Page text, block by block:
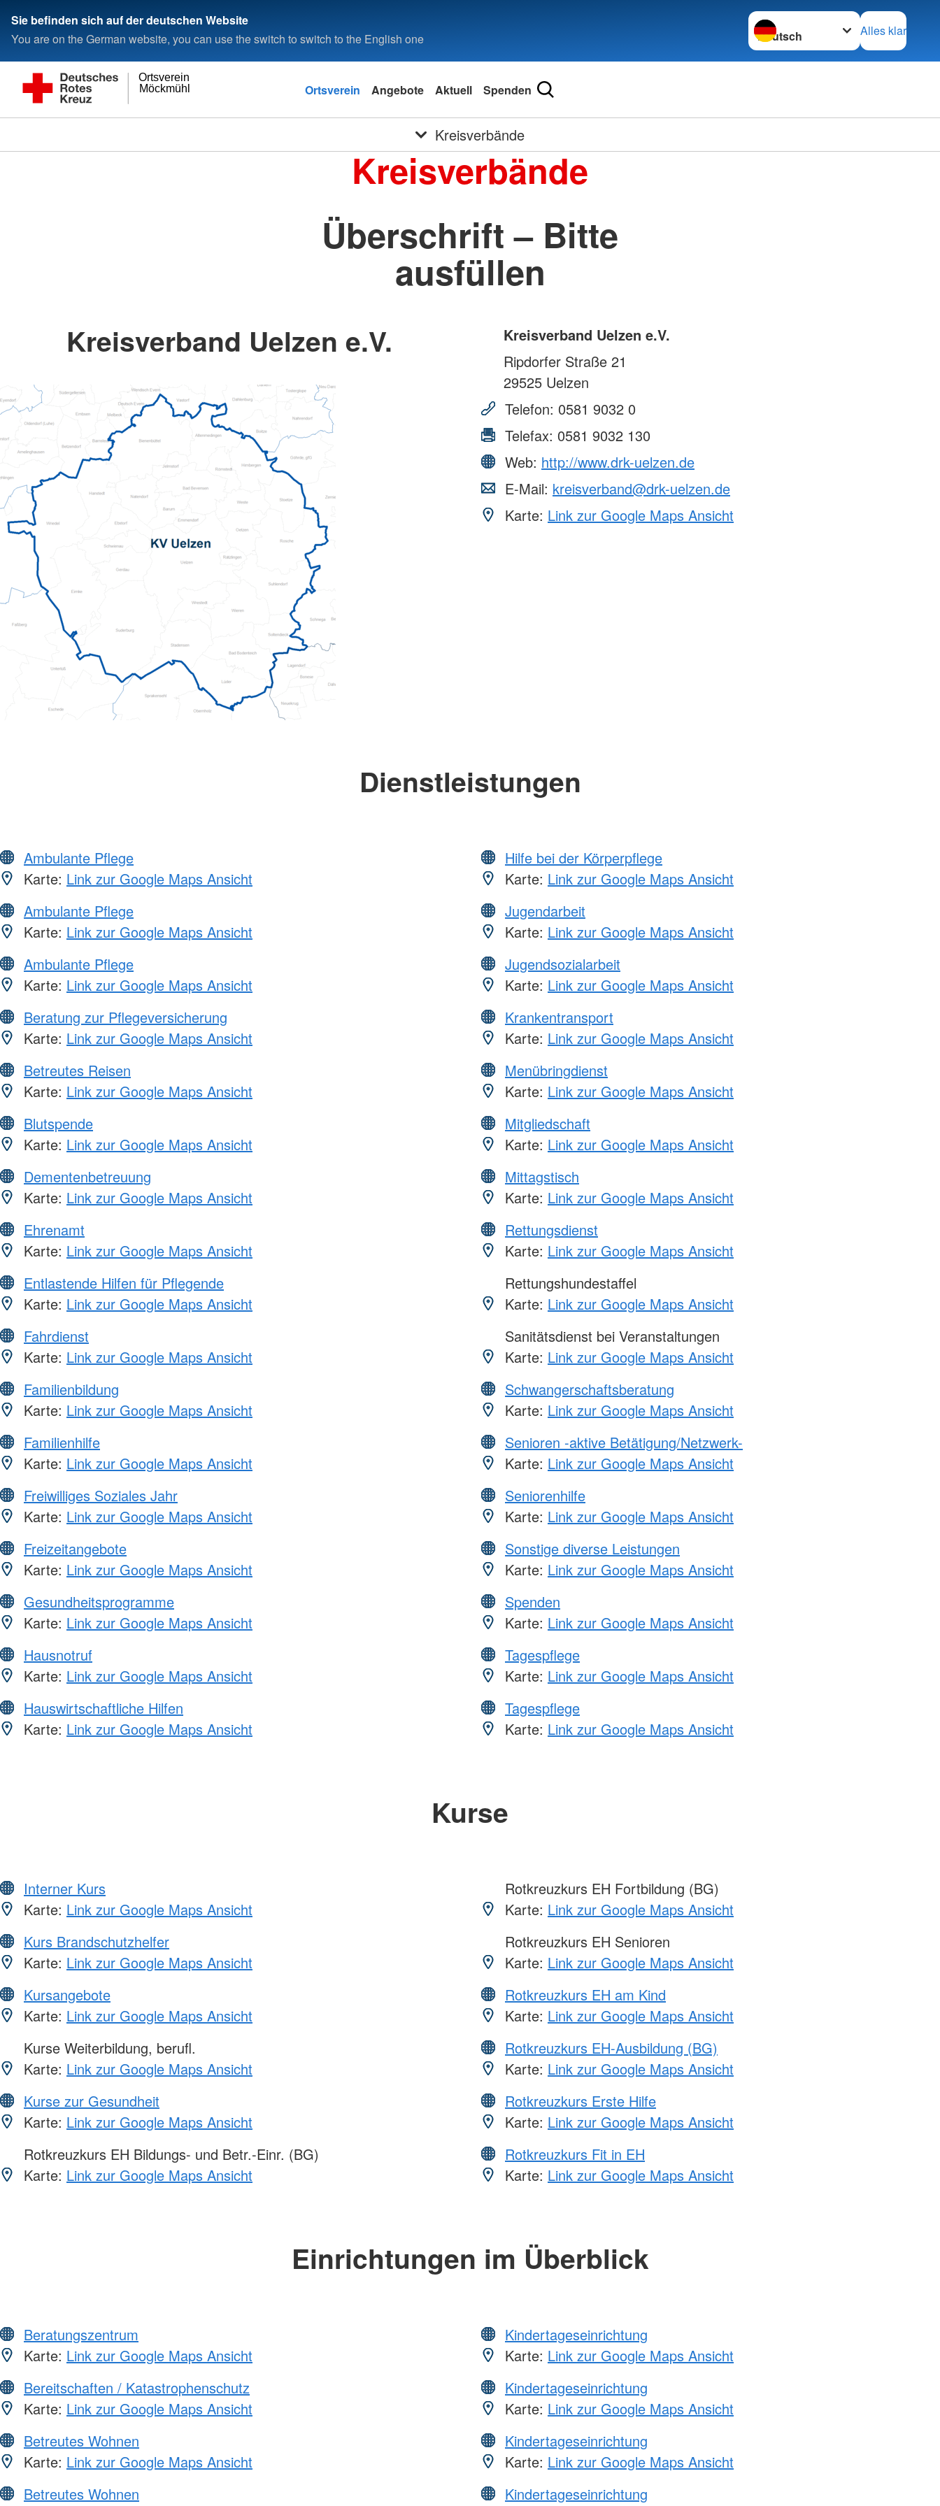
Sie befinden sich auf der deutschen Website
You are on the German website, you can use the switch to switch to the English one
Sprache wechseln zu
Alles klar
Möckmühl
Ortsverein
Ortsverein Angebote Aktuell Spenden
Kreisverbände
Kreisverbände
Überschrift – Bitte
ausfüllen
Kreisverband Uelzen e.V.
Kreisverband Uelzen e.V.
Ripdorfer Straße 21
29525 Uelzen
Telefon: 0581 9032 0
Telefax: 0581 9032 130
Web: http://www.drk-uelzen.de
E-Mail: kreisverband@drk-uelzen.de
Karte: Link zur Google Maps Ansicht
Dienstleistungen
Ambulante Pflege
Karte: Link zur Google Maps Ansicht
Ambulante Pflege
Karte: Link zur Google Maps Ansicht
Ambulante Pflege
Karte: Link zur Google Maps Ansicht
Beratung zur Pflegeversicherung
Karte: Link zur Google Maps Ansicht
Betreutes Reisen
Karte: Link zur Google Maps Ansicht
Blutspende
Karte: Link zur Google Maps Ansicht
Dementenbetreuung
Karte: Link zur Google Maps Ansicht
Ehrenamt
Karte: Link zur Google Maps Ansicht
Entlastende Hilfen für Pflegende
Karte: Link zur Google Maps Ansicht
Fahrdienst
Karte: Link zur Google Maps Ansicht
Familienbildung
Karte: Link zur Google Maps Ansicht
Familienhilfe
Karte: Link zur Google Maps Ansicht
Freiwilliges Soziales Jahr
Karte: Link zur Google Maps Ansicht
Freizeitangebote
Karte: Link zur Google Maps Ansicht
Gesundheitsprogramme
Karte: Link zur Google Maps Ansicht
Hausnotruf
Karte: Link zur Google Maps Ansicht
Hauswirtschaftliche Hilfen
Karte: Link zur Google Maps Ansicht
Hilfe bei der Körperpflege
Karte: Link zur Google Maps Ansicht
Jugendarbeit
Karte: Link zur Google Maps Ansicht
Jugendsozialarbeit
Karte: Link zur Google Maps Ansicht
Krankentransport
Karte: Link zur Google Maps Ansicht
Menübringdienst
Karte: Link zur Google Maps Ansicht
Mitgliedschaft
Karte: Link zur Google Maps Ansicht
Mittagstisch
Karte: Link zur Google Maps Ansicht
Rettungsdienst
Karte: Link zur Google Maps Ansicht
Rettungshundestaffel
Karte: Link zur Google Maps Ansicht
Sanitätsdienst bei Veranstaltungen
Karte: Link zur Google Maps Ansicht
Schwangerschaftsberatung
Karte: Link zur Google Maps Ansicht
Senioren -aktive Betätigung/Netzwerk-
Karte: Link zur Google Maps Ansicht
Seniorenhilfe
Karte: Link zur Google Maps Ansicht
Sonstige diverse Leistungen
Karte: Link zur Google Maps Ansicht
Spenden
Karte: Link zur Google Maps Ansicht
Tagespflege
Karte: Link zur Google Maps Ansicht
Tagespflege
Karte: Link zur Google Maps Ansicht
Kurse
Interner Kurs
Karte: Link zur Google Maps Ansicht
Kurs Brandschutzhelfer
Karte: Link zur Google Maps Ansicht
Kursangebote
Karte: Link zur Google Maps Ansicht
Kurse Weiterbildung, berufl.
Karte: Link zur Google Maps Ansicht
Kurse zur Gesundheit
Karte: Link zur Google Maps Ansicht
Rotkreuzkurs EH Bildungs- und Betr.-Einr. (BG)
Karte: Link zur Google Maps Ansicht
Rotkreuzkurs EH Fortbildung (BG)
Karte: Link zur Google Maps Ansicht
Rotkreuzkurs EH Senioren
Karte: Link zur Google Maps Ansicht
Rotkreuzkurs EH am Kind
Karte: Link zur Google Maps Ansicht
Rotkreuzkurs EH-Ausbildung (BG)
Karte: Link zur Google Maps Ansicht
Rotkreuzkurs Erste Hilfe
Karte: Link zur Google Maps Ansicht
Rotkreuzkurs Fit in EH
Karte: Link zur Google Maps Ansicht
Einrichtungen im Überblick
Beratungszentrum
Karte: Link zur Google Maps Ansicht
Bereitschaften / Katastrophenschutz
Karte: Link zur Google Maps Ansicht
Betreutes Wohnen
Karte: Link zur Google Maps Ansicht
Betreutes Wohnen
Kindertageseinrichtung
Karte: Link zur Google Maps Ansicht
Kindertageseinrichtung
Karte: Link zur Google Maps Ansicht
Kindertageseinrichtung
Karte: Link zur Google Maps Ansicht
Kindertageseinrichtung